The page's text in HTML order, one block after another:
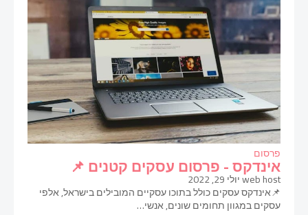
פרסום
אינדקס - פרסום עסקים קטנים 📌
web hostיולי 29, 2022
📌אינדקס עסקים כולל בתוכו עסקיים המובילים בישראל, אלפי
עסקים במגוון תחומים שונים, אנשי…